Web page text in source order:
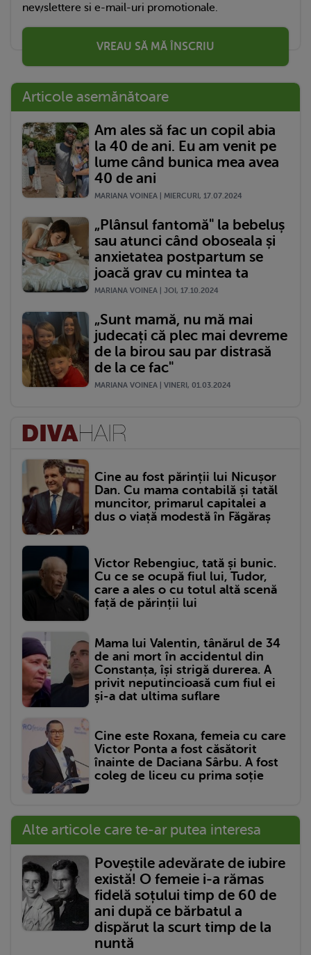
newslettere si e-mail-uri promotionale.
VREAU SĂ MĂ ÎNSCRIU
Articole asemănătoare
Am ales să fac un copil abia
la 40 de ani. Eu am venit pe
lume când bunica mea avea
40 de ani
MARIANA VOINEA | MIERCURI, 17.07.2024
„Plânsul fantomă" la bebeluș
sau atunci când oboseala și
anxietatea postpartum se
joacă grav cu mintea ta
MARIANA VOINEA | JOI, 17.10.2024
„Sunt mamă, nu mă mai
judecați că plec mai devreme
de la birou sau par distrasă
de la ce fac"
MARIANA VOINEA | VINERI, 01.03.2024
Cine au fost părinții lui Nicușor
Dan. Cu mama contabilă și tatăl
muncitor, primarul capitalei a
dus o viață modestă în Făgăraș
Victor Rebengiuc, tată și bunic.
Cu ce se ocupă fiul lui, Tudor,
care a ales o cu totul altă scenă
față de părinții lui
Mama lui Valentin, tânărul de 34
de ani mort în accidentul din
Constanța, își strigă durerea. A
privit neputincioasă cum fiul ei
și-a dat ultima suflare
Cine este Roxana, femeia cu care
Victor Ponta a fost căsătorit
înainte de Daciana Sârbu. A fost
coleg de liceu cu prima soție
Alte articole care te-ar putea interesa
Poveștile adevărate de iubire
există! O femeie i-a rămas
fidelă soțului timp de 60 de
ani după ce bărbatul a
dispărut la scurt timp de la
nuntă